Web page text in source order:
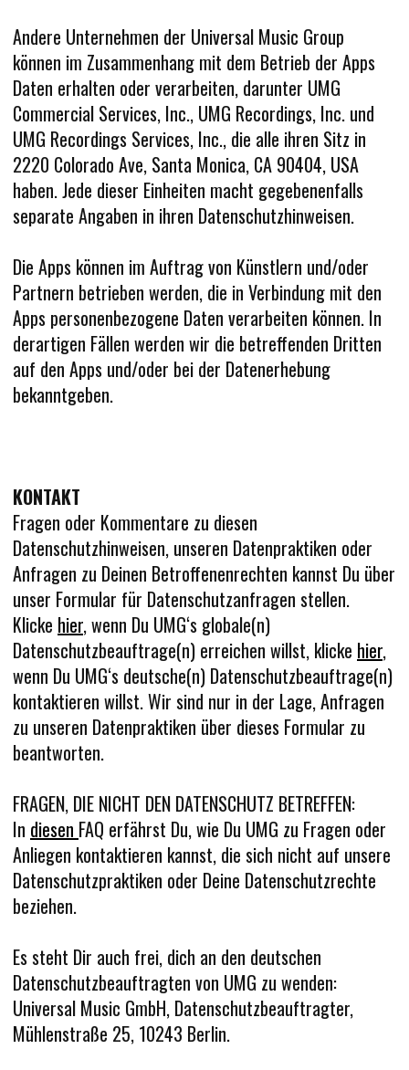
Andere Unternehmen der Universal Music Group
können im Zusammenhang mit dem Betrieb der Apps
Daten erhalten oder verarbeiten, darunter UMG
Commercial Services, Inc., UMG Recordings, Inc. und
UMG Recordings Services, Inc., die alle ihren Sitz in
2220 Colorado Ave, Santa Monica, CA 90404, USA
haben. Jede dieser Einheiten macht gegebenenfalls
separate Angaben in ihren Datenschutzhinweisen.
Die Apps können im Auftrag von Künstlern und/oder
Partnern betrieben werden, die in Verbindung mit den
Apps personenbezogene Daten verarbeiten können. In
derartigen Fällen werden wir die betreffenden Dritten
auf den Apps und/oder bei der Datenerhebung
bekanntgeben.
KONTAKT
Fragen oder Kommentare zu diesen
Datenschutzhinweisen, unseren Datenpraktiken oder
Anfragen zu Deinen Betroffenenrechten kannst Du über
unser Formular für Datenschutzanfragen stellen.
Klicke hier, wenn Du UMG‘s globale(n)
Datenschutzbeauftrage(n) erreichen willst, klicke hier,
wenn Du UMG‘s deutsche(n) Datenschutzbeauftrage(n)
kontaktieren willst. Wir sind nur in der Lage, Anfragen
zu unseren Datenpraktiken über dieses Formular zu
beantworten.
FRAGEN, DIE NICHT DEN DATENSCHUTZ BETREFFEN:
In diesen FAQ erfährst Du, wie Du UMG zu Fragen oder
Anliegen kontaktieren kannst, die sich nicht auf unsere
Datenschutzpraktiken oder Deine Datenschutzrechte
beziehen.
Es steht Dir auch frei, dich an den deutschen
Datenschutzbeauftragten von UMG zu wenden:
Universal Music GmbH, Datenschutzbeauftragter,
Mühlenstraße 25, 10243 Berlin.